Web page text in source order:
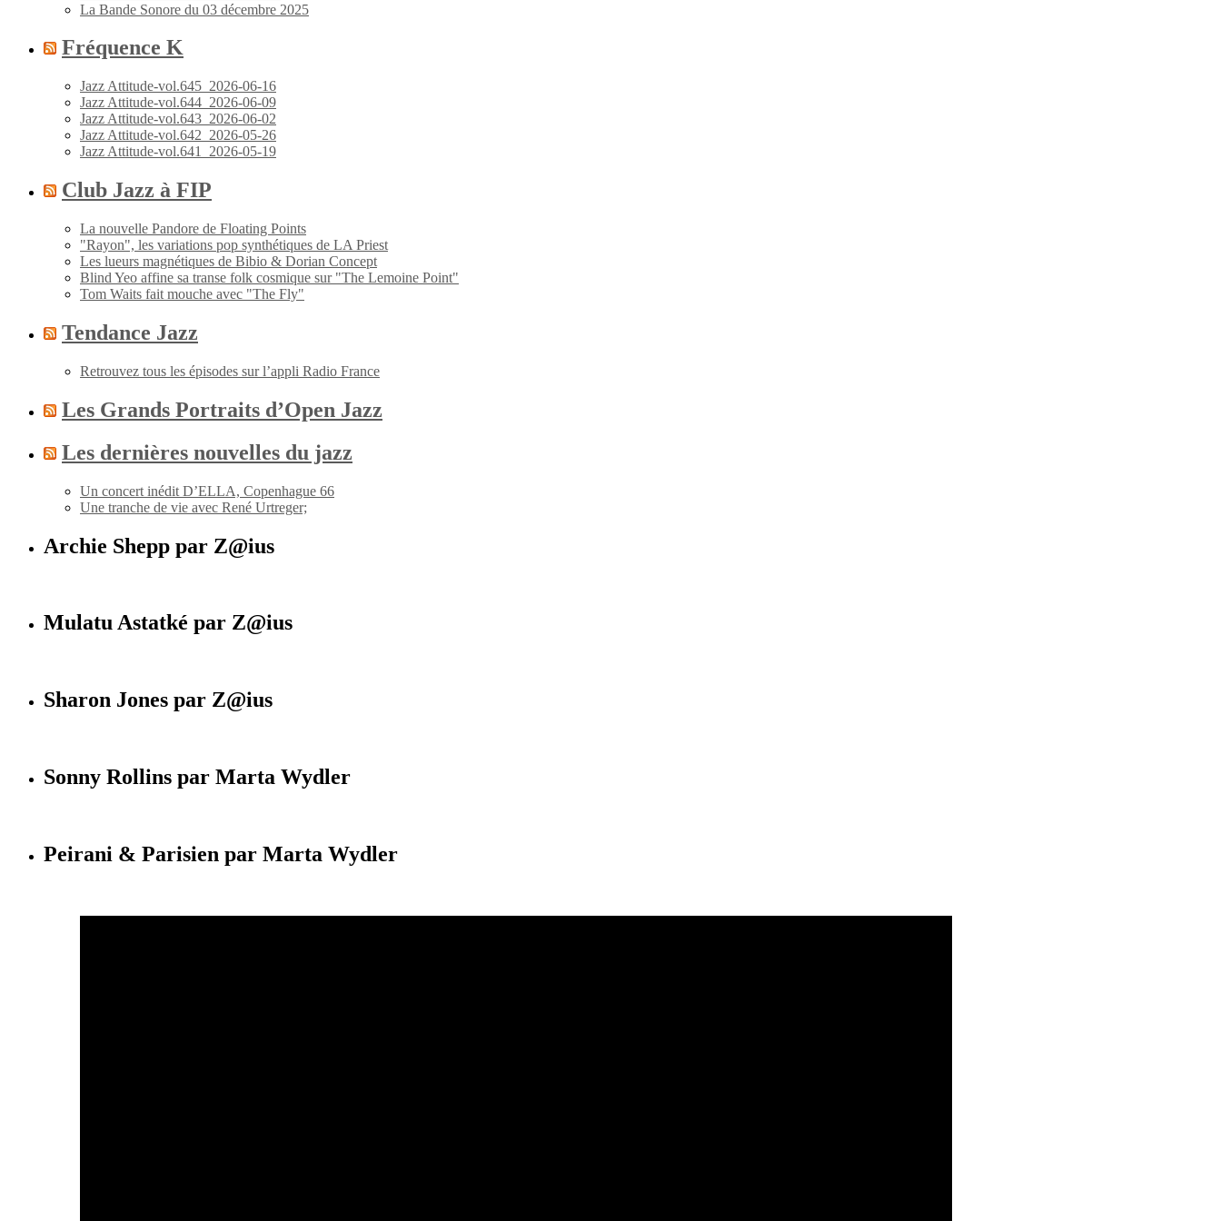
La Bande Sonore du 03 décembre 2025
Fréquence K
Jazz Attitude-vol.645_2026-06-16
Jazz Attitude-vol.644_2026-06-09
Jazz Attitude-vol.643_2026-06-02
Jazz Attitude-vol.642_2026-05-26
Jazz Attitude-vol.641_2026-05-19
Club Jazz à FIP
La nouvelle Pandore de Floating Points
"Rayon", les variations pop synthétiques de LA Priest
Les lueurs magnétiques de Bibio & Dorian Concept
Blind Yeo affine sa transe folk cosmique sur "The Lemoine Point"
Tom Waits fait mouche avec "The Fly"
Tendance Jazz
Retrouvez tous les épisodes sur l’appli Radio France
Les Grands Portraits d’Open Jazz
Les dernières nouvelles du jazz
Un concert inédit D’ELLA, Copenhague 66
Une tranche de vie avec René Urtreger;
Archie Shepp par Z@ius
Mulatu Astatké par Z@ius
Sharon Jones par Z@ius
Sonny Rollins par Marta Wydler
Peirani & Parisien par Marta Wydler